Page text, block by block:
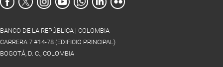
BANCO DE LA REPÚBLICA | COLOMBIA
CARRERA 7 #14-78 (EDIFICIO PRINCIPAL)
BOGOTÁ, D. C., COLOMBIA